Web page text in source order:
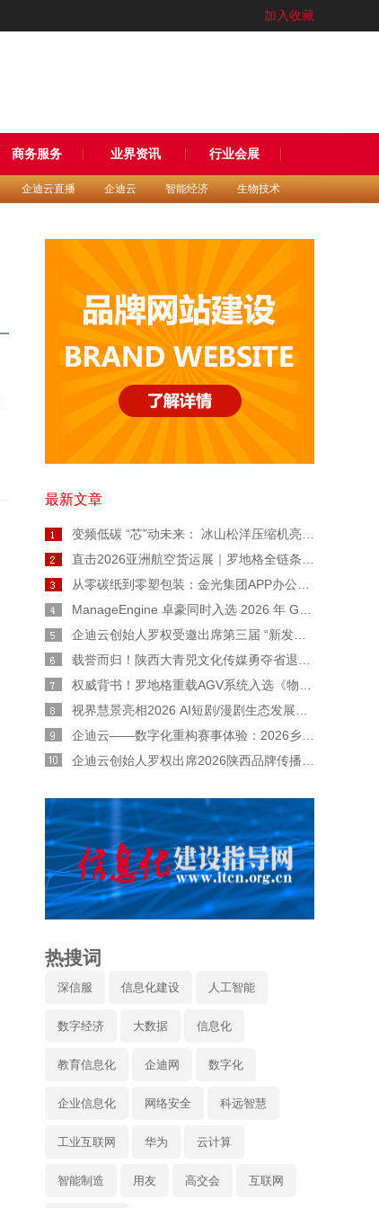
加入收藏
商务服务 业界资讯 行业会展
企迪云直播 企迪云 智能经济 生物技术
最新文章
热搜词
深信服 信息化建设 人工智能
数字经济 大数据 信息化
教育信息化 企迪网 数字化
企业信息化 网络安全 科远智慧
工业互联网 华为 云计算
智能制造 用友 高交会 互联网